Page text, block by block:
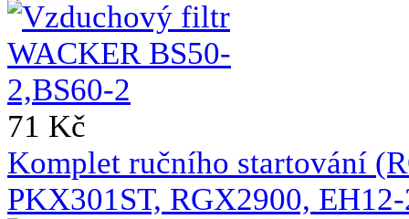
71 Kč
Komplet ručního startování
PKX301ST, RGX2900,